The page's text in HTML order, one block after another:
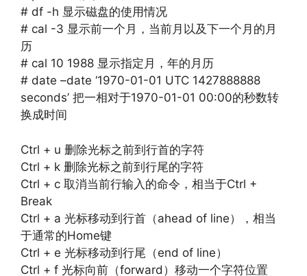
# df -h 显示磁盘的使用情况
# cal -3 显示前一个月，当前月以及下一个月的月
历
# cal 10 1988 显示指定月，年的月历
# date –date ‘1970-01-01 UTC 1427888888
seconds’ 把一相对于1970-01-01 00:00的秒数转
换成时间
Ctrl + u 删除光标之前到行首的字符
Ctrl + k 删除光标之前到行尾的字符
Ctrl + c 取消当前行输入的命令，相当于Ctrl +
Break
Ctrl + a 光标移动到行首（ahead of line），相当
于通常的Home键
Ctrl + e 光标移动到行尾（end of line）
Ctrl + f 光标向前（forward）移动一个字符位置